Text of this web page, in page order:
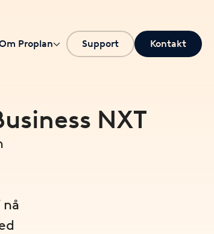
Proplan Support Kontakt
NXT